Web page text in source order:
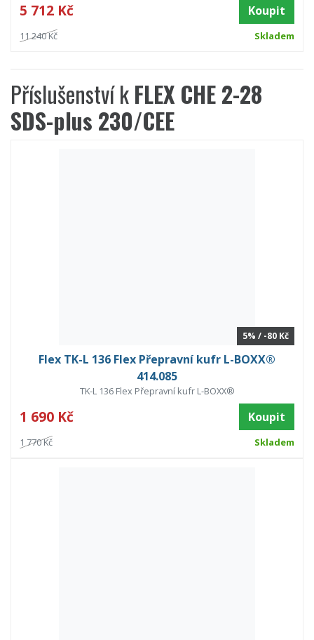
5 712 Kč Koupit
11 240 Kč Skladem
Příslušenství kFLEX CHE 2-28
SDS-plus 230/CEE
5% / -80 Kč
Flex TK-L 136 Flex Přepravní kufr L-BOXX®
414.085
TK-L 136 Flex Přepravní kufr L-BOXX®
1 690 Kč Koupit
1 770 Kč Skladem